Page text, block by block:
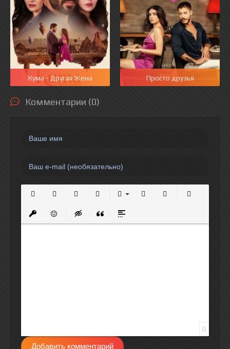
Кума - Другая Жена Просто друзья
Комментарии (0)
Вставить защищенную ссылку
Вставить смайлик
Вставка скрытого текста
Вставка цитаты
Вставка спойлера
0
Добавить комментарий